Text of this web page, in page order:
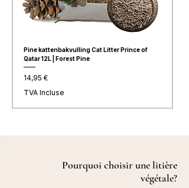
Pine kattenbakvulling Cat Litter Prince of
Qatar 12L | Forest Pine
Prix
14,95 €
TVA Incluse
Pourquoi choisir une litière
végétale?